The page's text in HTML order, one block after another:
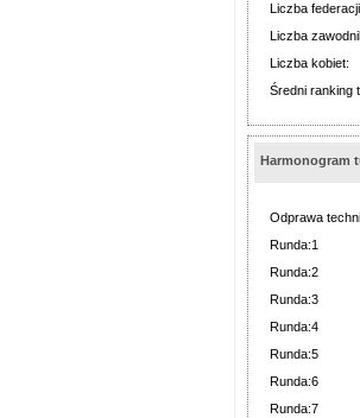
Liczba
Liczba
Liczba kobiet:
Średni ranking
Harmonogram
Odprawa
Runda:1
Runda:2
Runda:3
Runda:4
Runda:5
Runda:6
Runda:7